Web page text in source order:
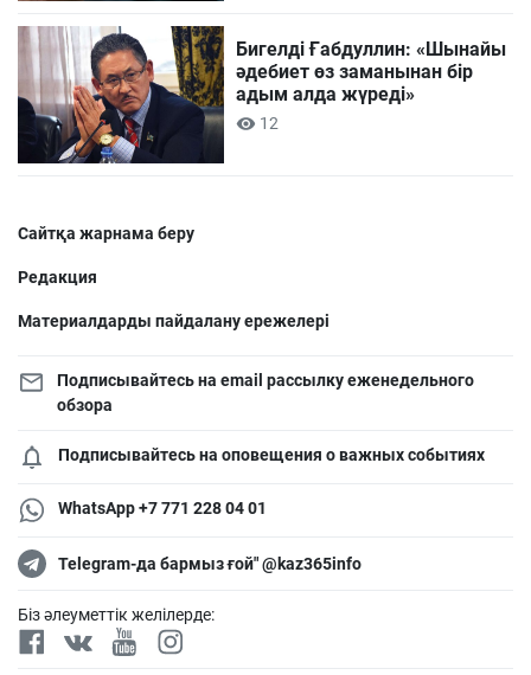
Бигелді Ғабдуллин: «Шынайы
әдебиет өз заманынан бір
адым алда жүреді»
12
Сайтқа жарнама беру
Редакция
Материалдарды пайдалану ережелері
Подписывайтесь на email рассылку еженедельного
обзора
Подписывайтесь на оповещения о важных событиях
WhatsApp +7 771 228 04 01
Telegram-да бармыз ғой" @kaz365info
Біз әлеуметтік желілерде: